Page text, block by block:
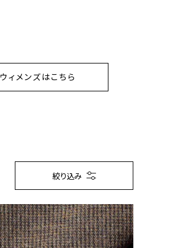
ウィメンズはこちら
絞り込み